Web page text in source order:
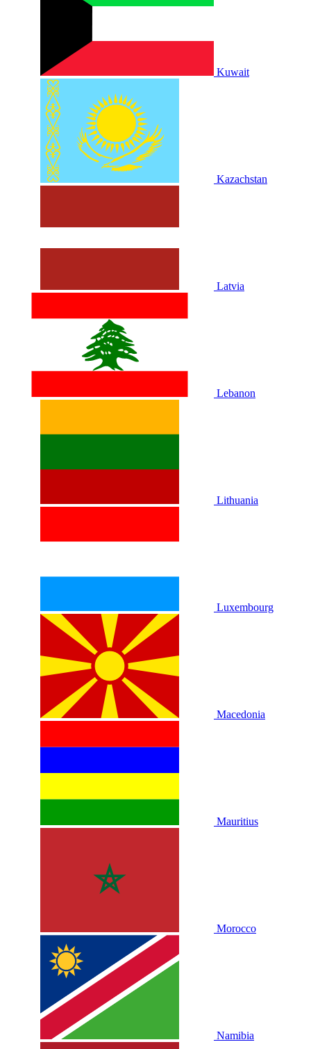
Kuwait
Kazachstan
Latvia
Lebanon
Lithuania
Luxembourg
Macedonia
Mauritius
Morocco
Namibia